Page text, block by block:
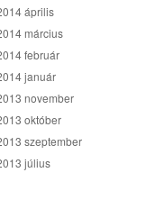
április
március
február
január
november
október
szeptember
július